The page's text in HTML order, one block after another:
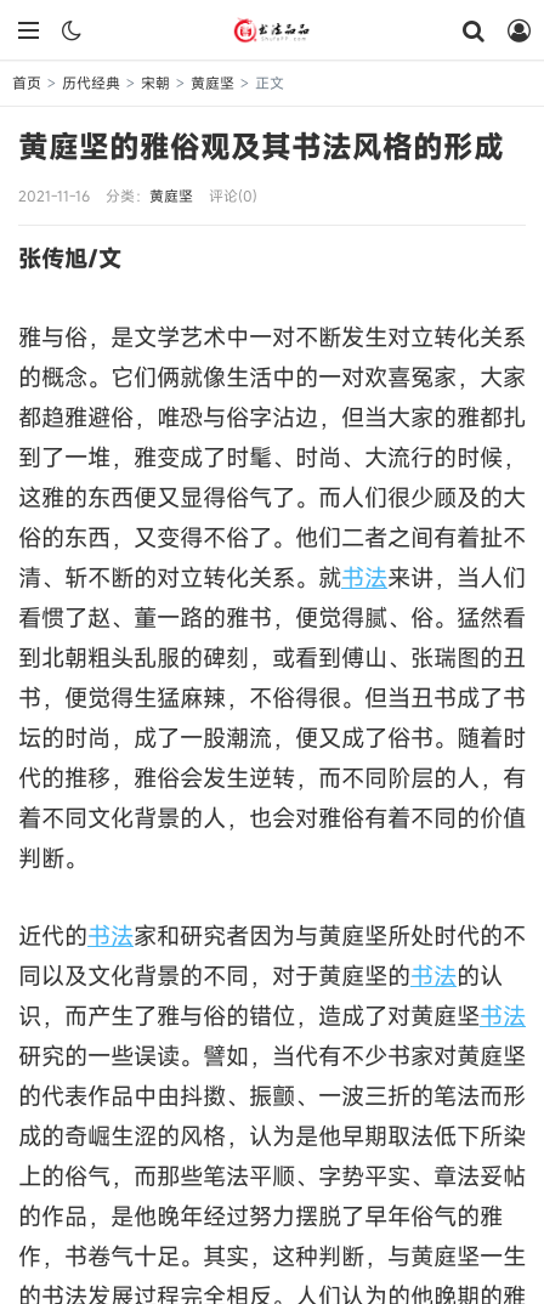
首页 > 历代经典 > 宋朝 > 黄庭坚 > 正文
黄庭坚的雅俗观及其书法风格的形成
2021-11-16 分类： 黄庭坚 评论(0)
张传旭/文
雅与俗，是文学艺术中一对不断发生对立转化关系
的概念。它们俩就像生活中的一对欢喜冤家，大家
都趋雅避俗，唯恐与俗字沾边，但当大家的雅都扎
到了一堆，雅变成了时髦、时尚、大流行的时候，
这雅的东西便又显得俗气了。而人们很少顾及的大
俗的东西，又变得不俗了。他们二者之间有着扯不
清、斩不断的对立转化关系。就书法来讲，当人们
看惯了赵、董一路的雅书，便觉得腻、俗。猛然看
到北朝粗头乱服的碑刻，或看到傅山、张瑞图的丑
书，便觉得生猛麻辣，不俗得很。但当丑书成了书
坛的时尚，成了一股潮流，便又成了俗书。随着时
代的推移，雅俗会发生逆转，而不同阶层的人，有
着不同文化背景的人，也会对雅俗有着不同的价值
判断。
近代的书法家和研究者因为与黄庭坚所处时代的不
同以及文化背景的不同，对于黄庭坚的书法的认
识，而产生了雅与俗的错位，造成了对黄庭坚书法
研究的一些误读。譬如，当代有不少书家对黄庭坚
的代表作品中由抖擞、振颤、一波三折的笔法而形
成的奇崛生涩的风格，认为是他早期取法低下所染
上的俗气，而那些笔法平顺、字势平实、章法妥帖
的作品，是他晚年经过努力摆脱了早年俗气的雅
作，书卷气十足。其实，这种判断，与黄庭坚一生
的书法发展过程完全相反。人们认为的他晚期的雅